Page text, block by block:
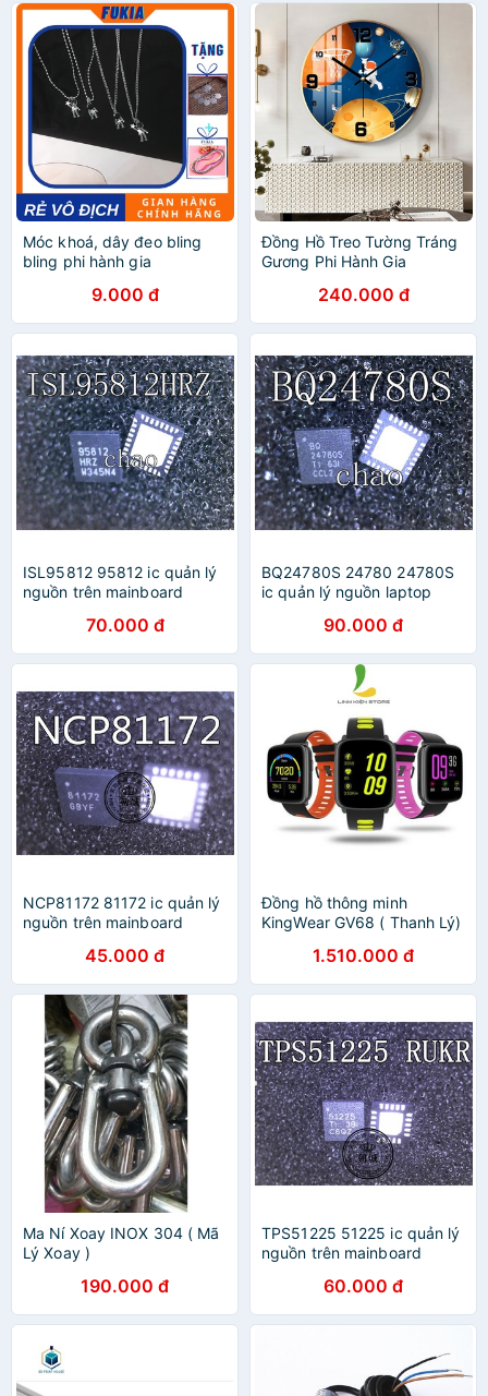
Móc khoá, dây đeo bling
bling phi hành gia
9.000 đ
Đồng Hồ Treo Tường Tráng
Gương Phi Hành Gia
240.000 đ
ISL95812 95812 ic quản lý
nguồn trên mainboard
70.000 đ
BQ24780S 24780 24780S
ic quản lý nguồn laptop
90.000 đ
NCP81172 81172 ic quản lý
nguồn trên mainboard
45.000 đ
Đồng hồ thông minh
KingWear GV68 ( Thanh Lý)
1.510.000 đ
Ma Ní Xoay INOX 304 ( Mã
Lý Xoay )
190.000 đ
TPS51225 51225 ic quản lý
nguồn trên mainboard
60.000 đ